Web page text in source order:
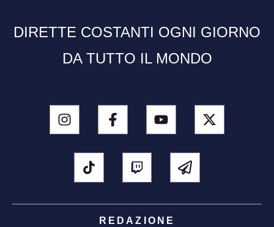
DIRETTE COSTANTI OGNI GIORNO
DA TUTTO IL MONDO
REDAZIONE